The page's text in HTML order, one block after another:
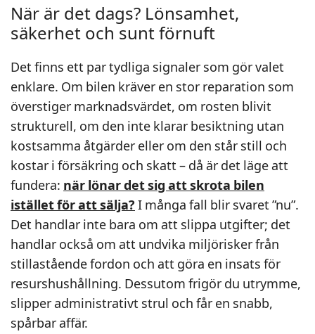
När är det dags? Lönsamhet,
säkerhet och sunt förnuft
Det finns ett par tydliga signaler som gör valet
enklare. Om bilen kräver en stor reparation som
överstiger marknadsvärdet, om rosten blivit
strukturell, om den inte klarar besiktning utan
kostsamma åtgärder eller om den står still och
kostar i försäkring och skatt – då är det läge att
fundera: när lönar det sig att skrota bilen
istället för att sälja? I många fall blir svaret ”nu”.
Det handlar inte bara om att slippa utgifter; det
handlar också om att undvika miljörisker från
stillastående fordon och att göra en insats för
resurshushållning. Dessutom frigör du utrymme,
slipper administrativt strul och får en snabb,
spårbar affär.